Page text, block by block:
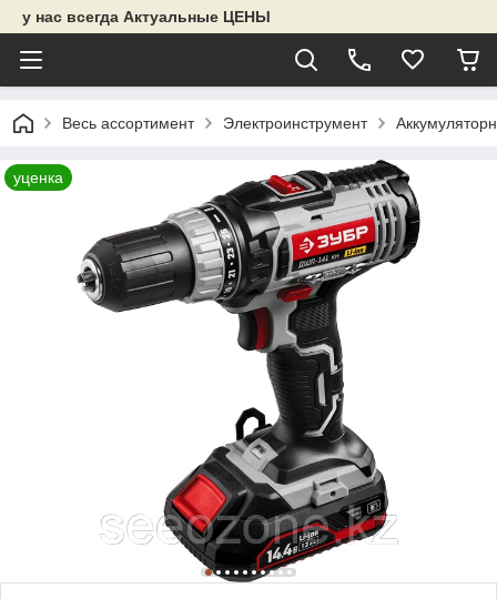
у нас всегда Актуальные ЦЕНЫ
Весь ассортимент Электроинструмент
уценка